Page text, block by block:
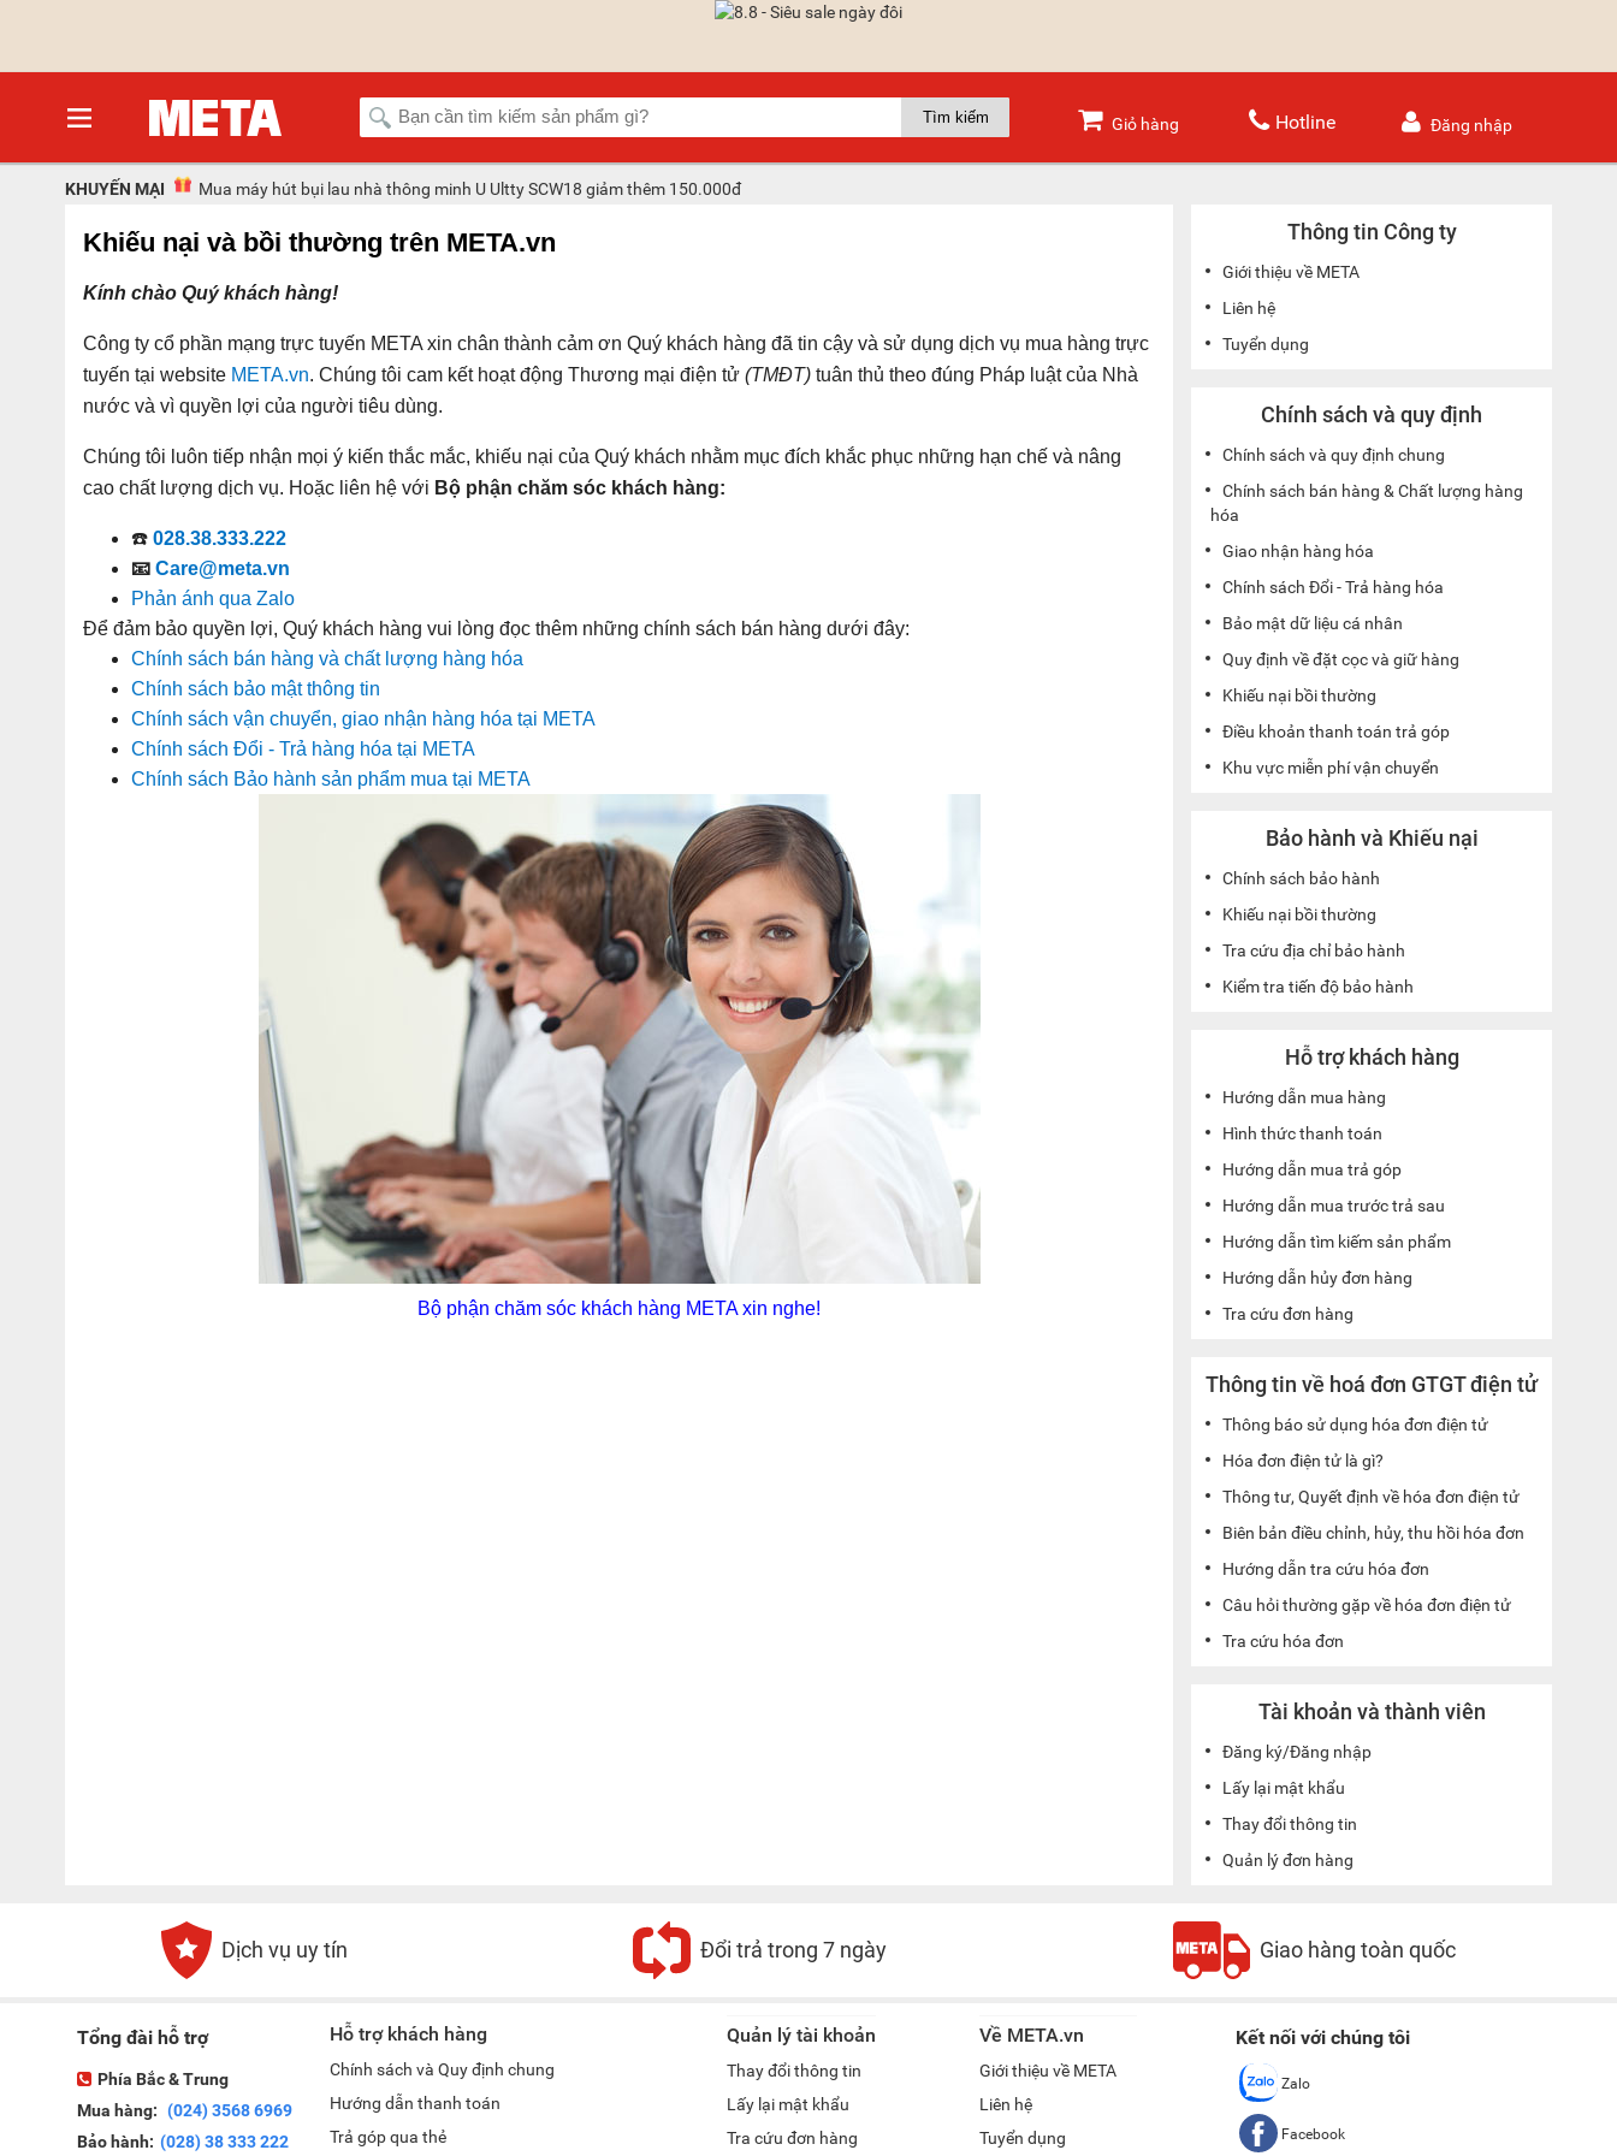
Giỏ hàng Hotline Đăng nhập
KHUYẾN MẠI Mua máy hút bụi lau nhà thông minh U Ultty SCW18 giảm thêm 150.000đ
Khiếu nại và bồi thường trên META.vn
Kính chào Quý khách hàng!
Công ty cổ phần mạng trực tuyến META xin chân thành cảm ơn Quý khách hàng đã tin cậy và sử dụng dịch vụ mua hàng trực
tuyến tại website META.vn. Chúng tôi cam kết hoạt động Thương mại điện tử (TMĐT) tuân thủ theo đúng Pháp luật của Nhà
nước và vì quyền lợi của người tiêu dùng.
Chúng tôi luôn tiếp nhận mọi ý kiến thắc mắc, khiếu nại của Quý khách nhằm mục đích khắc phục những hạn chế và nâng
cao chất lượng dịch vụ. Hoặc liên hệ với Bộ phận chăm sóc khách hàng:
☎️ 028.38.333.222
📧 Care@meta.vn
Phản ánh qua Zalo
Để đảm bảo quyền lợi, Quý khách hàng vui lòng đọc thêm những chính sách bán hàng dưới đây:
Chính sách bán hàng và chất lượng hàng hóa
Chính sách bảo mật thông tin
Chính sách vận chuyển, giao nhận hàng hóa tại META
Chính sách Đổi - Trả hàng hóa tại META
Chính sách Bảo hành sản phẩm mua tại META
Bộ phận chăm sóc khách hàng META xin nghe!
Thông tin Công ty
Giới thiệu về META
Liên hệ
Tuyển dụng
Chính sách và quy định
Chính sách và quy định chung
Chính sách bán hàng & Chất lượng hàng
hóa
Giao nhận hàng hóa
Chính sách Đổi - Trả hàng hóa
Bảo mật dữ liệu cá nhân
Quy định về đặt cọc và giữ hàng
Khiếu nại bồi thường
Điều khoản thanh toán trả góp
Khu vực miễn phí vận chuyển
Bảo hành và Khiếu nại
Chính sách bảo hành
Khiếu nại bồi thường
Tra cứu địa chỉ bảo hành
Kiểm tra tiến độ bảo hành
Hỗ trợ khách hàng
Hướng dẫn mua hàng
Hình thức thanh toán
Hướng dẫn mua trả góp
Hướng dẫn mua trước trả sau
Hướng dẫn tìm kiếm sản phẩm
Hướng dẫn hủy đơn hàng
Tra cứu đơn hàng
Thông tin về hoá đơn GTGT điện tử
Thông báo sử dụng hóa đơn điện tử
Hóa đơn điện tử là gì?
Thông tư, Quyết định về hóa đơn điện tử
Biên bản điều chỉnh, hủy, thu hồi hóa đơn
Hướng dẫn tra cứu hóa đơn
Câu hỏi thường gặp về hóa đơn điện tử
Tra cứu hóa đơn
Tài khoản và thành viên
Đăng ký/Đăng nhập
Lấy lại mật khẩu
Thay đổi thông tin
Quản lý đơn hàng
Dịch vụ uy tín Đổi trả trong 7 ngày Giao hàng toàn quốc
Tổng đài hỗ trợ
Phía Bắc & Trung
Mua hàng: (024) 3568 6969
Bảo hành: (028) 38 333 222
Kết nối với chúng tôi
Zalo
Facebook
Hỗ trợ khách hàng
Chính sách và Quy định chung
Hướng dẫn thanh toán
Trả góp qua thẻ
Quản lý tài khoản
Thay đổi thông tin
Lấy lại mật khẩu
Tra cứu đơn hàng
Về META.vn
Giới thiệu về META
Liên hệ
Tuyển dụng